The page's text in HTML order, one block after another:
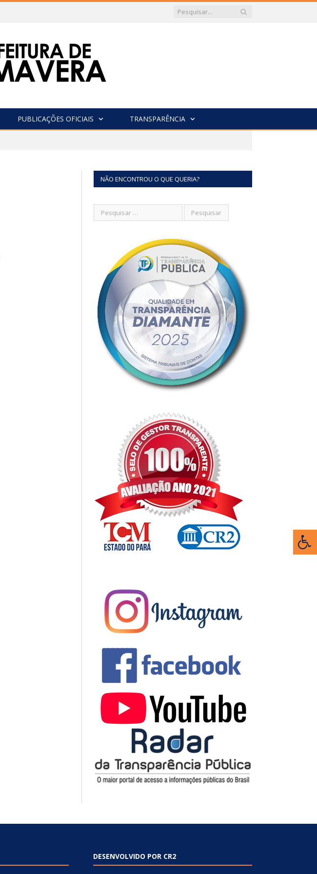
PUBLICAÇÕES OFICIAIS TRANSPARÊNCIA
NÃO ENCONTROU O QUE QUERIA?
DESENVOLVIDO POR CR2